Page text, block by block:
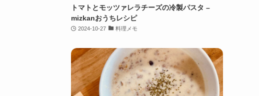
トマトとモッツァレラチーズの冷製パスタ –
mizkanおうちレシピ
2024-10-27 料理メモ